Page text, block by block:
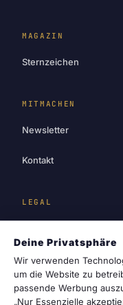
MAGAZIN
Sternzeichen
MITMACHEN
Newsletter
Kontakt
LEGAL
Datenschutz
Cookie-Einstellungen
Deine Privatsphäre
Wir verwenden
um die Website zu
passende Werbung
„Nur Essenzielle